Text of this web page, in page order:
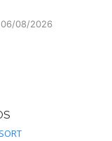
06/08/2026